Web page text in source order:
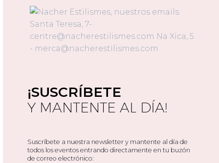
¡SUSCRÍBETE
Y MANTENTE AL DÍA!
Suscríbete a nuestra newsletter y mantente al día de
todos los eventos entrando directamente en tu buzón
de correo electrónico: